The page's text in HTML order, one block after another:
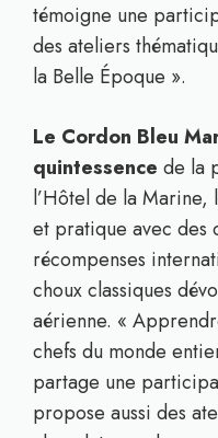
témoigne une
des ateliers
la Belle Époque ».
Le Cordon Bleu
quintessence de la
l’Hôtel de la Marine,
et pratique avec des
récompenses
choux classiques
aérienne. «
chefs du monde
partage une
propose aussi des